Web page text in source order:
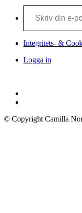
Skriv din e-post …
Integritets- &
Logga in
© Copyright Camilla